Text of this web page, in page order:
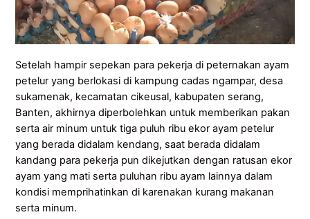
Setelah hampir sepekan para pekerja di peternakan ayam
petelur yang berlokasi di kampung cadas ngampar, desa
sukamenak, kecamatan cikeusal, kabupaten serang,
Banten, akhirnya diperbolehkan untuk memberikan pakan
serta air minum untuk tiga puluh ribu ekor ayam petelur
yang berada didalam kendang, saat berada didalam
kandang para pekerja pun dikejutkan dengan ratusan ekor
ayam yang mati serta puluhan ribu ayam lainnya dalam
kondisi memprihatinkan di karenakan kurang makanan
serta minum.